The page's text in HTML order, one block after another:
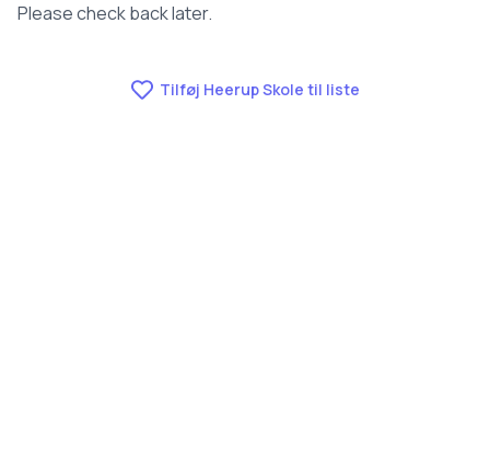
Please check back later.
Tilføj Heerup Skole til liste